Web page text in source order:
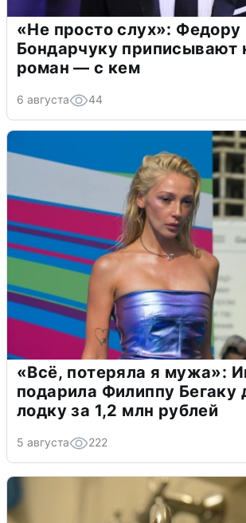
«Не просто слух»: Федору
Бондарчуку приписывают
роман — с кем
6 августа 44
«Всё, потеряла я мужа»:
подарила Филиппу
лодку за 1,2 млн рублей
5 августа 222